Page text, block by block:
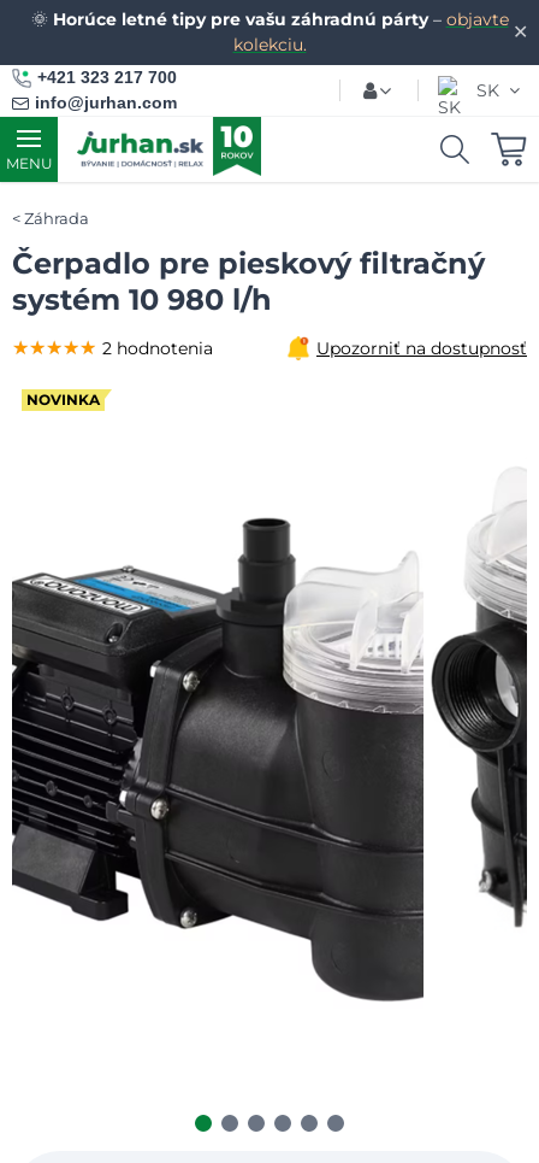
✕
🌞 Horúce letné tipy pre vašu záhradnú párty– objavte
kolekciu.
+421 323 217 700
info@jurhan.com
SK
MENU
Záhrada
Čerpadlo pre pieskový filtračný
systém 10 980 l/h
NOVINKA
★★★★★
★★★★★
★★★★★ 2 hodnotenia Upozorniť na dostupnosť